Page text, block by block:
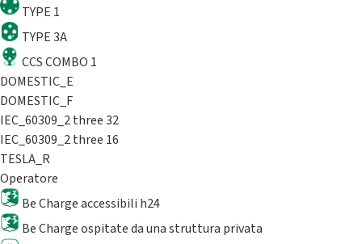
TYPE 1
TYPE 3A
CCS COMBO 1
DOMESTIC_E
DOMESTIC_F
IEC_60309_2 three 32
IEC_60309_2 three 16
TESLA_R
Operatore
Be Charge accessibili h24
Be Charge ospitate da una struttura privata